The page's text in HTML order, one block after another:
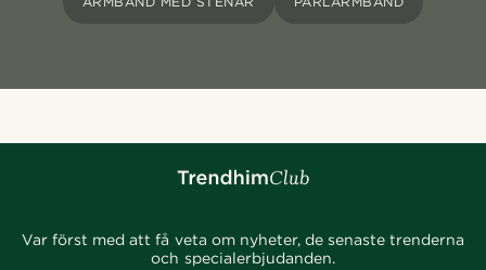
Var först med att få veta om nyheter, de senaste trenderna
och specialerbjudanden.